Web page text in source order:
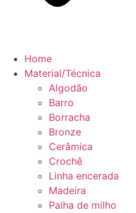
Home
Material/Técnica
Algodão
Barro
Borracha
Bronze
Cerâmica
Crochê
Linha encerada
Madeira
Palha de milho